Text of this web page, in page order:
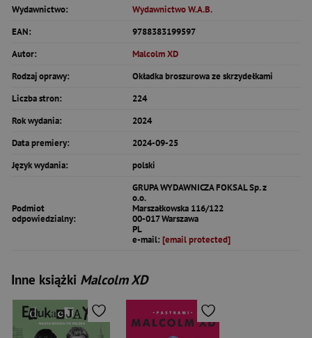
Wydawnictwo:
Wydawnictwo W.A.B.
EAN:
9788383199597
Autor:
Malcolm XD
Rodzaj oprawy:
Okładka broszurowa ze skrzydełkami
Liczba stron:
224
Rok wydania:
2024
Data premiery:
2024-09-25
Język wydania:
polski
Podmiot
odpowiedzialny:
GRUPA WYDAWNICZA FOKSAL Sp. z
o.o.
Marszałkowska 116/122
00-017 Warszawa
PL
e-mail: [email protected]
Inne książki Malcolm XD